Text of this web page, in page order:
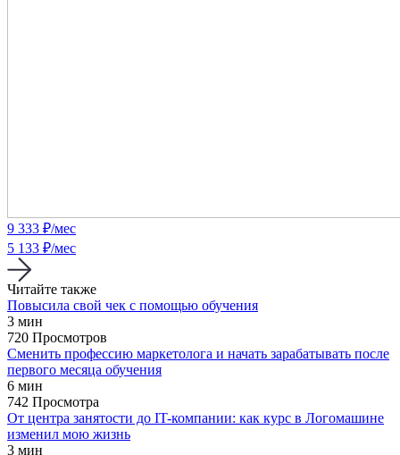
9 333 ₽/мес
5 133 ₽/мес
Читайте также
Повысила свой чек с помощью обучения
3 мин
720 Просмотров
Cменить профессию маркетолога и начать зарабатывать после
первого месяца обучения
6 мин
742 Просмотра
От центра занятости до IT-компании: как курс в Логомашине
изменил мою жизнь
3 мин